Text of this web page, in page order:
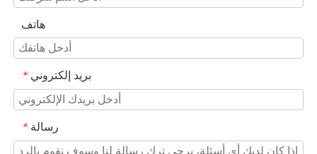
هاتف
* بريد إلكتروني
* رسالة